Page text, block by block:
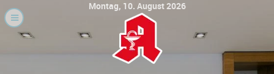
Montag, 10. August 2026